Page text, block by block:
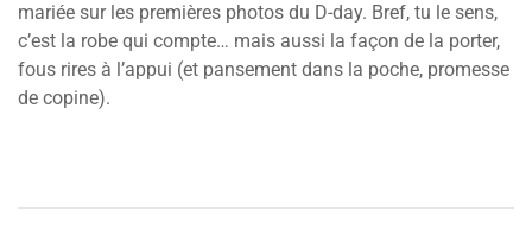
mariée sur les premières photos du D-day. Bref, tu le sens,
c’est la robe qui compte… mais aussi la façon de la porter,
fous rires à l’appui (et pansement dans la poche, promesse
de copine).